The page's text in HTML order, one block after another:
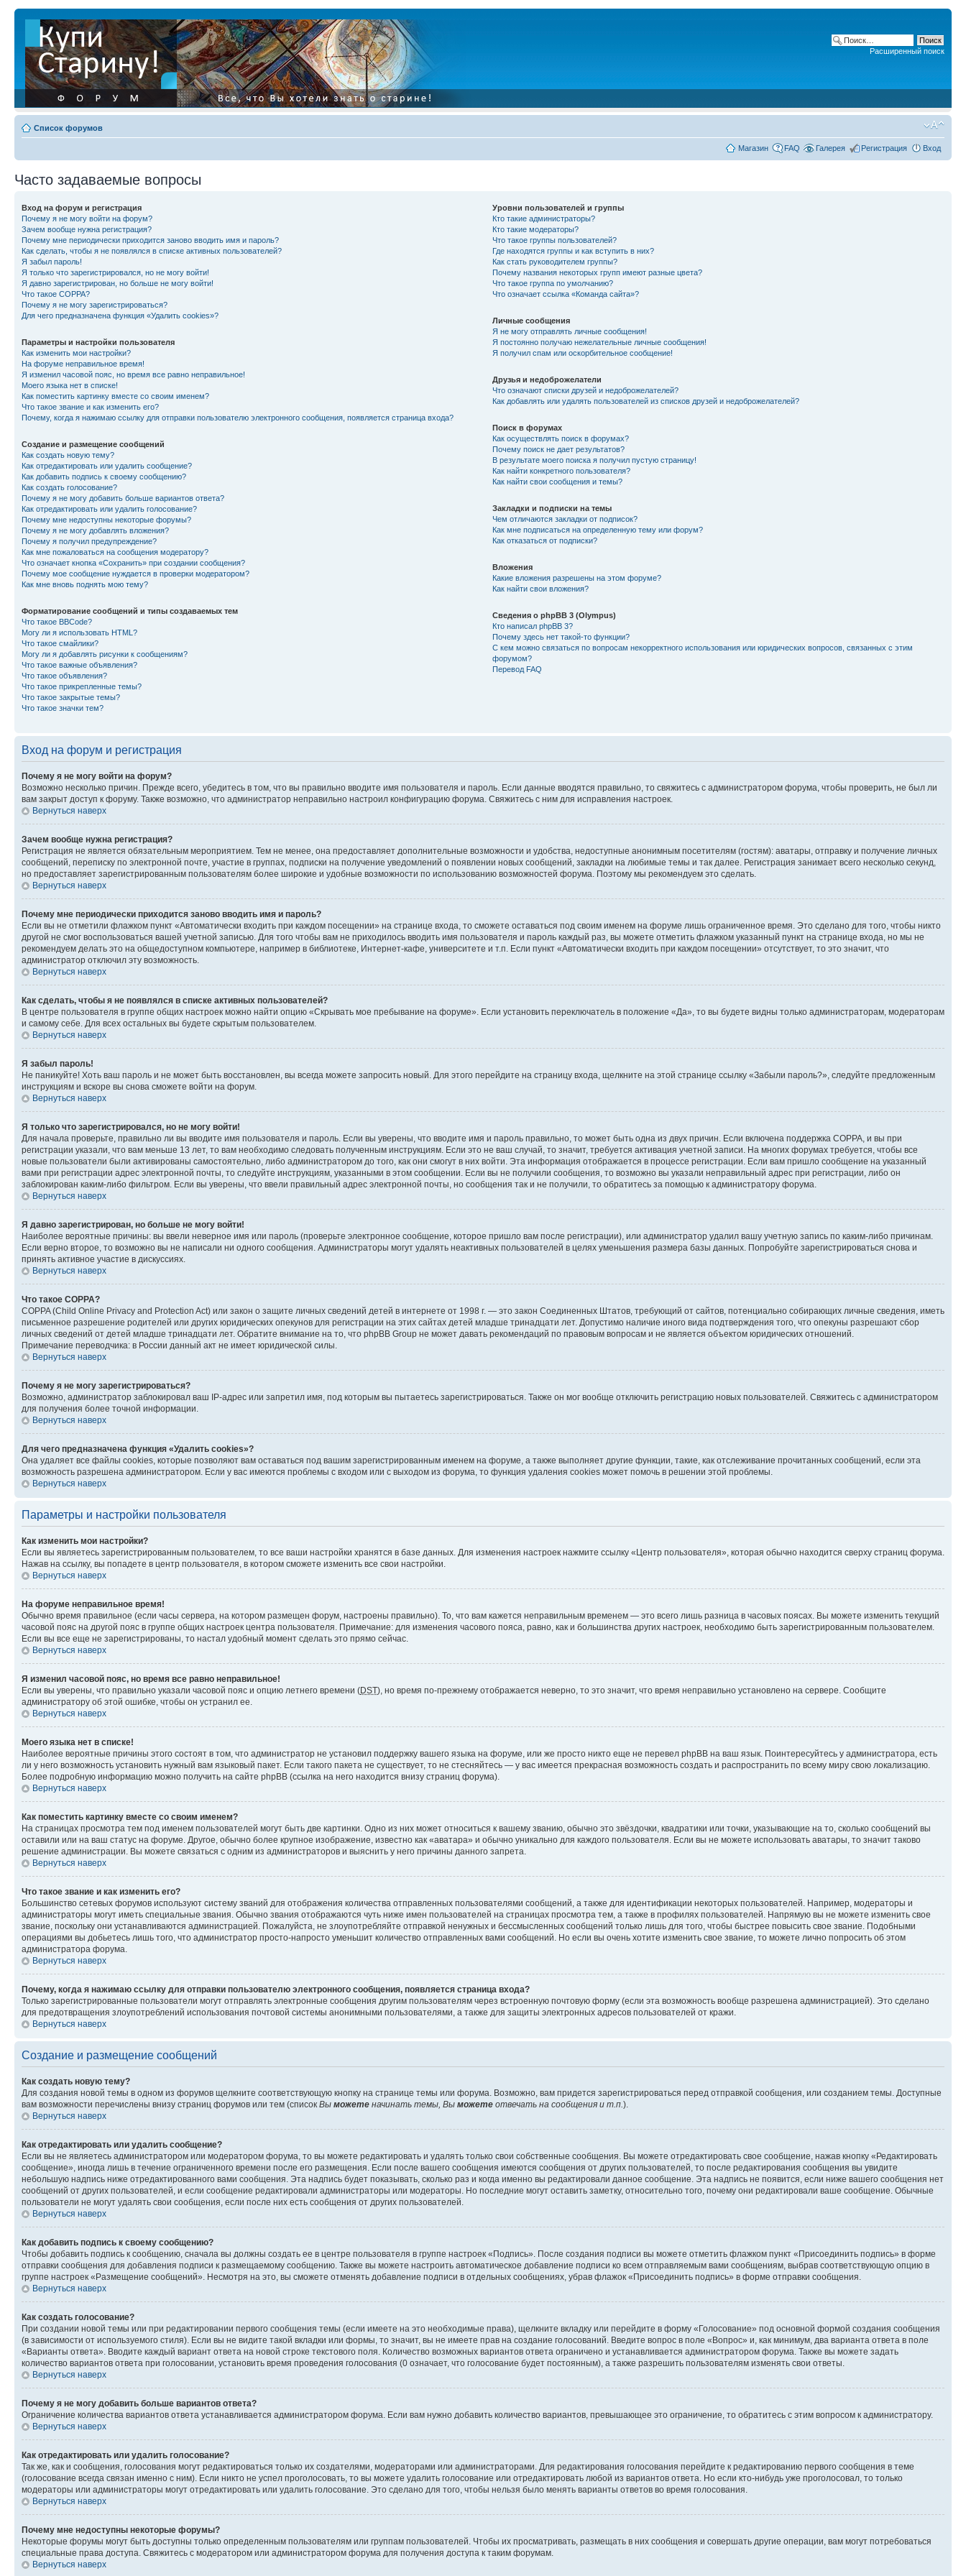
Расширенный поиск
Список форумов
Магазин FAQ Галерея Регистрация Вход
Часто задаваемые вопросы
Вход на форум и регистрация
Почему я не могу войти на форум?
Зачем вообще нужна регистрация?
Почему мне периодически приходится заново вводить имя и пароль?
Как сделать, чтобы я не появлялся в списке активных пользователей?
Я забыл пароль!
Я только что зарегистрировался, но не могу войти!
Я давно зарегистрирован, но больше не могу войти!
Что такое COPPA?
Почему я не могу зарегистрироваться?
Для чего предназначена функция «Удалить cookies»?
Параметры и настройки пользователя
Как изменить мои настройки?
На форуме неправильное время!
Я изменил часовой пояс, но время все равно неправильное!
Моего языка нет в списке!
Как поместить картинку вместе со своим именем?
Что такое звание и как изменить его?
Почему, когда я нажимаю ссылку для отправки пользователю электронного сообщения, появляется страница входа?
Создание и размещение сообщений
Как создать новую тему?
Как отредактировать или удалить сообщение?
Как добавить подпись к своему сообщению?
Как создать голосование?
Почему я не могу добавить больше вариантов ответа?
Как отредактировать или удалить голосование?
Почему мне недоступны некоторые форумы?
Почему я не могу добавлять вложения?
Почему я получил предупреждение?
Как мне пожаловаться на сообщения модератору?
Что означает кнопка «Сохранить» при создании сообщения?
Почему мое сообщение нуждается в проверки модератором?
Как мне вновь поднять мою тему?
Форматирование сообщений и типы создаваемых тем
Что такое BBCode?
Могу ли я использовать HTML?
Что такое смайлики?
Могу ли я добавлять рисунки к сообщениям?
Что такое важные объявления?
Что такое объявления?
Что такое прикрепленные темы?
Что такое закрытые темы?
Что такое значки тем?
Уровни пользователей и группы
Кто такие администраторы?
Кто такие модераторы?
Что такое группы пользователей?
Где находятся группы и как вступить в них?
Как стать руководителем группы?
Почему названия некоторых групп имеют разные цвета?
Что такое группа по умолчанию?
Что означает ссылка «Команда сайта»?
Личные сообщения
Я не могу отправлять личные сообщения!
Я постоянно получаю нежелательные личные сообщения!
Я получил спам или оскорбительное сообщение!
Друзья и недоброжелатели
Что означают списки друзей и недоброжелателей?
Как добавлять или удалять пользователей из списков друзей и недоброжелателей?
Поиск в форумах
Как осуществлять поиск в форумах?
Почему поиск не дает результатов?
В результате моего поиска я получил пустую страницу!
Как найти конкретного пользователя?
Как найти свои сообщения и темы?
Закладки и подписки на темы
Чем отличаются закладки от подписок?
Как мне подписаться на определенную тему или форум?
Как отказаться от подписки?
Вложения
Какие вложения разрешены на этом форуме?
Как найти свои вложения?
Сведения о phpBB 3 (Olympus)
Кто написал phpBB 3?
Почему здесь нет такой-то функции?
С кем можно связаться по вопросам некорректного использования или юридических вопросов, связанных с этим
форумом?
Перевод FAQ
Вход на форум и регистрация
Почему я не могу войти на форум?
Возможно несколько причин. Прежде всего, убедитесь в том, что вы правильно вводите имя пользователя и пароль. Если данные вводятся правильно, то свяжитесь с администратором форума, чтобы проверить, не был ли
вам закрыт доступ к форуму. Также возможно, что администратор неправильно настроил конфигурацию форума. Свяжитесь с ним для исправления настроек.
Вернуться наверх
Зачем вообще нужна регистрация?
Регистрация не является обязательным мероприятием. Тем не менее, она предоставляет дополнительные возможности и удобства, недоступные анонимным посетителям (гостям): аватары, отправку и получение личных
сообщений, переписку по электронной почте, участие в группах, подписки на получение уведомлений о появлении новых сообщений, закладки на любимые темы и так далее. Регистрация занимает всего несколько секунд,
но предоставляет зарегистрированным пользователям более широкие и удобные возможности по использованию возможностей форума. Поэтому мы рекомендуем это сделать.
Вернуться наверх
Почему мне периодически приходится заново вводить имя и пароль?
Если вы не отметили флажком пункт «Автоматически входить при каждом посещении» на странице входа, то сможете оставаться под своим именем на форуме лишь ограниченное время. Это сделано для того, чтобы никто
другой не смог воспользоваться вашей учетной записью. Для того чтобы вам не приходилось вводить имя пользователя и пароль каждый раз, вы можете отметить флажком указанный пункт на странице входа, но мы не
рекомендуем делать это на общедоступном компьютере, например в библиотеке, Интернет-кафе, университете и т.п. Если пункт «Автоматически входить при каждом посещении» отсутствует, то это значит, что
администратор отключил эту возможность.
Вернуться наверх
Как сделать, чтобы я не появлялся в списке активных пользователей?
В центре пользователя в группе общих настроек можно найти опцию «Скрывать мое пребывание на форуме». Если установить переключатель в положение «Да», то вы будете видны только администраторам, модераторам
и самому себе. Для всех остальных вы будете скрытым пользователем.
Вернуться наверх
Я забыл пароль!
Не паникуйте! Хоть ваш пароль и не может быть восстановлен, вы всегда можете запросить новый. Для этого перейдите на страницу входа, щелкните на этой странице ссылку «Забыли пароль?», следуйте предложенным
инструкциям и вскоре вы снова сможете войти на форум.
Вернуться наверх
Я только что зарегистрировался, но не могу войти!
Для начала проверьте, правильно ли вы вводите имя пользователя и пароль. Если вы уверены, что вводите имя и пароль правильно, то может быть одна из двух причин. Если включена поддержка COPPA, и вы при
регистрации указали, что вам меньше 13 лет, то вам необходимо следовать полученным инструкциям. Если это не ваш случай, то значит, требуется активация учетной записи. На многих форумах требуется, чтобы все
новые пользователи были активированы самостоятельно, либо администратором до того, как они смогут в них войти. Эта информация отображается в процессе регистрации. Если вам пришло сообщение на указанный
вами при регистрации адрес электронной почты, то следуйте инструкциям, указанными в этом сообщении. Если вы не получили сообщения, то возможно вы указали неправильный адрес при регистрации, либо он
заблокирован каким-либо фильтром. Если вы уверены, что ввели правильный адрес электронной почты, но сообщения так и не получили, то обратитесь за помощью к администратору форума.
Вернуться наверх
Я давно зарегистрирован, но больше не могу войти!
Наиболее вероятные причины: вы ввели неверное имя или пароль (проверьте электронное сообщение, которое пришло вам после регистрации), или администратор удалил вашу учетную запись по каким-либо причинам.
Если верно второе, то возможно вы не написали ни одного сообщения. Администраторы могут удалять неактивных пользователей в целях уменьшения размера базы данных. Попробуйте зарегистрироваться снова и
принять активное участие в дискуссиях.
Вернуться наверх
Что такое COPPA?
COPPA (Child Online Privacy and Protection Act) или закон о защите личных сведений детей в интернете от 1998 г. — это закон Соединенных Штатов, требующий от сайтов, потенциально собирающих личные сведения, иметь
письменное разрешение родителей или других юридических опекунов для регистрации на этих сайтах детей младше тринадцати лет. Допустимо наличие иного вида подтверждения того, что опекуны разрешают сбор
личных сведений от детей младше тринадцати лет. Обратите внимание на то, что phpBB Group не может давать рекомендаций по правовым вопросам и не является объектом юридических отношений.
Примечание переводчика: в России данный акт не имеет юридической силы.
Вернуться наверх
Почему я не могу зарегистрироваться?
Возможно, администратор заблокировал ваш IP-адрес или запретил имя, под которым вы пытаетесь зарегистрироваться. Также он мог вообще отключить регистрацию новых пользователей. Свяжитесь с администратором
для получения более точной информации.
Вернуться наверх
Для чего предназначена функция «Удалить cookies»?
Она удаляет все файлы cookies, которые позволяют вам оставаться под вашим зарегистрированным именем на форуме, а также выполняет другие функции, такие, как отслеживание прочитанных сообщений, если эта
возможность разрешена администратором. Если у вас имеются проблемы с входом или с выходом из форума, то функция удаления cookies может помочь в решении этой проблемы.
Вернуться наверх
Параметры и настройки пользователя
Как изменить мои настройки?
Если вы являетесь зарегистрированным пользователем, то все ваши настройки хранятся в базе данных. Для изменения настроек нажмите ссылку «Центр пользователя», которая обычно находится сверху страниц форума.
Нажав на ссылку, вы попадете в центр пользователя, в котором сможете изменить все свои настройки.
Вернуться наверх
На форуме неправильное время!
Обычно время правильное (если часы сервера, на котором размещен форум, настроены правильно). То, что вам кажется неправильным временем — это всего лишь разница в часовых поясах. Вы можете изменить текущий
часовой пояс на другой пояс в группе общих настроек центра пользователя. Примечание: для изменения часового пояса, равно, как и большинства других настроек, необходимо быть зарегистрированным пользователем.
Если вы все еще не зарегистрированы, то настал удобный момент сделать это прямо сейчас.
Вернуться наверх
Я изменил часовой пояс, но время все равно неправильное!
Если вы уверены, что правильно указали часовой пояс и опцию летнего времени (DST), но время по-прежнему отображается неверно, то это значит, что время неправильно установлено на сервере. Сообщите
администратору об этой ошибке, чтобы он устранил ее.
Вернуться наверх
Моего языка нет в списке!
Наиболее вероятные причины этого состоят в том, что администратор не установил поддержку вашего языка на форуме, или же просто никто еще не перевел phpBB на ваш язык. Поинтересуйтесь у администратора, есть
ли у него возможность установить нужный вам языковый пакет. Если такого пакета не существует, то не стесняйтесь — у вас имеется прекрасная возможность создать и распространить по всему миру свою локализацию.
Более подробную информацию можно получить на сайте phpBB (ссылка на него находится внизу страниц форума).
Вернуться наверх
Как поместить картинку вместе со своим именем?
На страницах просмотра тем под именем пользователей могут быть две картинки. Одно из них может относиться к вашему званию, обычно это звёздочки, квадратики или точки, указывающие на то, сколько сообщений вы
оставили или на ваш статус на форуме. Другое, обычно более крупное изображение, известно как «аватара» и обычно уникально для каждого пользователя. Если вы не можете использовать аватары, то значит таково
решение администрации. Вы можете связаться с одним из администраторов и выяснить у него причины данного запрета.
Вернуться наверх
Что такое звание и как изменить его?
Большинство сетевых форумов используют систему званий для отображения количества отправленных пользователями сообщений, а также для идентификации некоторых пользователей. Например, модераторы и
администраторы могут иметь специальные звания. Обычно звания отображаются чуть ниже имен пользователей на страницах просмотра тем, а также в профилях пользователей. Напрямую вы не можете изменить свое
звание, поскольку они устанавливаются администрацией. Пожалуйста, не злоупотребляйте отправкой ненужных и бессмысленных сообщений только лишь для того, чтобы быстрее повысить свое звание. Подобными
операциями вы добьетесь лишь того, что администратор просто-напросто уменьшит количество отправленных вами сообщений. Но если вы очень хотите изменить свое звание, то можете лично попросить об этом
администратора форума.
Вернуться наверх
Почему, когда я нажимаю ссылку для отправки пользователю электронного сообщения, появляется страница входа?
Только зарегистрированные пользователи могут отправлять электронные сообщения другим пользователям через встроенную почтовую форму (если эта возможность вообще разрешена администрацией). Это сделано
для предотвращения злоупотреблений использования почтовой системы анонимными пользователями, а также для защиты электронных адресов пользователей от кражи.
Вернуться наверх
Создание и размещение сообщений
Как создать новую тему?
Для создания новой темы в одном из форумов щелкните соответствующую кнопку на странице темы или форума. Возможно, вам придется зарегистрироваться перед отправкой сообщения, или созданием темы. Доступные
вам возможности перечислены внизу страниц форумов или тем (список Вы можете начинать темы, Вы можете отвечать на сообщения и т.п.).
Вернуться наверх
Как отредактировать или удалить сообщение?
Если вы не являетесь администратором или модератором форума, то вы можете редактировать и удалять только свои собственные сообщения. Вы можете отредактировать свое сообщение, нажав кнопку «Редактировать
сообщение», иногда лишь в течение ограниченного времени после его размещения. Если после вашего сообщения имеются сообщения от других пользователей, то после редактирования сообщения вы увидите
небольшую надпись ниже отредактированного вами сообщения. Эта надпись будет показывать, сколько раз и когда именно вы редактировали данное сообщение. Эта надпись не появится, если ниже вашего сообщения нет
сообщений от других пользователей, и если сообщение редактировали администраторы или модераторы. Но последние могут оставить заметку, относительно того, почему они редактировали ваше сообщение. Обычные
пользователи не могут удалять свои сообщения, если после них есть сообщения от других пользователей.
Вернуться наверх
Как добавить подпись к своему сообщению?
Чтобы добавить подпись к сообщению, сначала вы должны создать ее в центре пользователя в группе настроек «Подпись». После создания подписи вы можете отметить флажком пункт «Присоединить подпись» в форме
отправки сообщения для добавления подписи к размещаемому сообщению. Также вы можете настроить автоматическое добавление подписи ко всем отправляемым вами сообщениям, выбрав соответствующую опцию в
группе настроек «Размещение сообщений». Несмотря на это, вы сможете отменять добавление подписи в отдельных сообщениях, убрав флажок «Присоединить подпись» в форме отправки сообщения.
Вернуться наверх
Как создать голосование?
При создании новой темы или при редактировании первого сообщения темы (если имеете на это необходимые права), щелкните вкладку или перейдите в форму «Голосование» под основной формой создания сообщения
(в зависимости от используемого стиля). Если вы не видите такой вкладки или формы, то значит, вы не имеете прав на создание голосований. Введите вопрос в поле «Вопрос» и, как минимум, два варианта ответа в поле
«Варианты ответа». Вводите каждый вариант ответа на новой строке текстового поля. Количество возможных вариантов ответа ограничено и устанавливается администратором форума. Также вы можете задать
количество вариантов ответа при голосовании, установить время проведения голосования (0 означает, что голосование будет постоянным), а также разрешить пользователям изменять свои ответы.
Вернуться наверх
Почему я не могу добавить больше вариантов ответа?
Ограничение количества вариантов ответа устанавливается администратором форума. Если вам нужно добавить количество вариантов, превышающее это ограничение, то обратитесь с этим вопросом к администратору.
Вернуться наверх
Как отредактировать или удалить голосование?
Так же, как и сообщения, голосования могут редактироваться только их создателями, модераторами или администраторами. Для редактирования голосования перейдите к редактированию первого сообщения в теме
(голосование всегда связан именно с ним). Если никто не успел проголосовать, то вы можете удалить голосование или отредактировать любой из вариантов ответа. Но если кто-нибудь уже проголосовал, то только
модераторы или администраторы могут отредактировать или удалить голосование. Это сделано для того, чтобы нельзя было менять варианты ответов во время голосования.
Вернуться наверх
Почему мне недоступны некоторые форумы?
Некоторые форумы могут быть доступны только определенным пользователям или группам пользователей. Чтобы их просматривать, размещать в них сообщения и совершать другие операции, вам могут потребоваться
специальные права доступа. Свяжитесь с модератором или администратором форума для получения доступа к таким форумам.
Вернуться наверх